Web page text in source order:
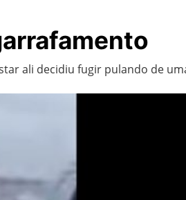
ali decidiu fugir pulando de